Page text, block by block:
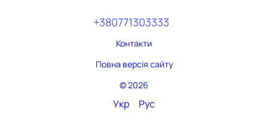
+380771303333
Контакти
Повна версія сайту
© 2026
Укр Рус